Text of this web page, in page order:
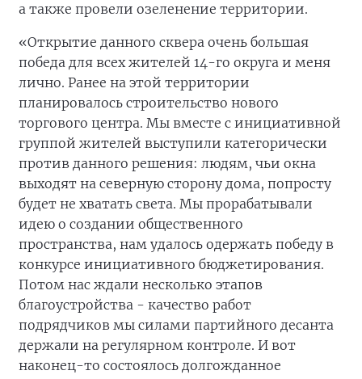
а также провели озеленение территории.
«Открытие данного сквера очень большая
победа для всех жителей 14-го округа и меня
лично. Ранее на этой территории
планировалось строительство нового
торгового центра. Мы вместе с инициативной
группой жителей выступили категорически
против данного решения: людям, чьи окна
выходят на северную сторону дома, попросту
будет не хватать света. Мы прорабатывали
идею о создании общественного
пространства, нам удалось одержать победу в
конкурсе инициативного бюджетирования.
Потом нас ждали несколько этапов
благоустройства - качество работ
подрядчиков мы силами партийного десанта
держали на регулярном контроле. И вот
наконец-то состоялось долгожданное